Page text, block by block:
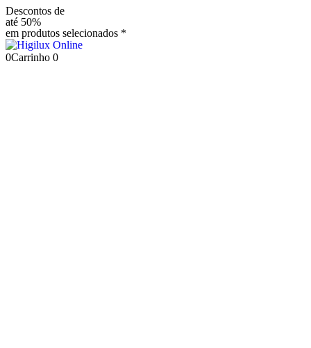
Descontos de
até 50%
em produtos selecionados *
0Carrinho 0